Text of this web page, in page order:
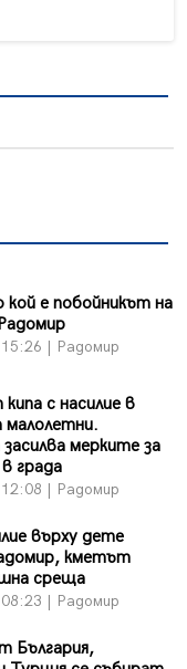
кой е побойникът на
| Радомир
с насилие в
малолетни.
мерките за
града
| Радомир
върху дете
кметът
среща
| Радомир
България,